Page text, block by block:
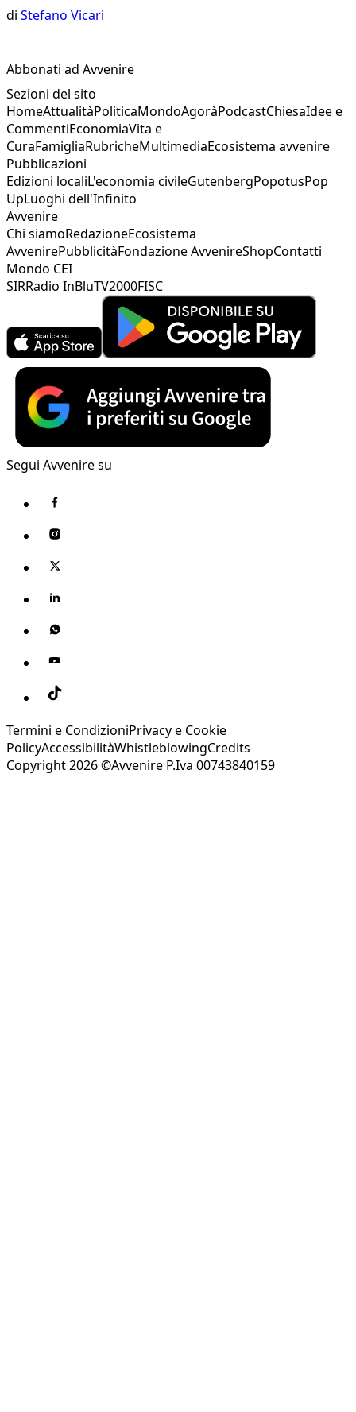
di Stefano Vicari
Abbonati ad Avvenire
Sezioni del sito
HomeAttualitàPoliticaMondoAgoràPodcastChiesaIdee e
CommentiEconomiaVita e
CuraFamigliaRubricheMultimediaEcosistema avvenire
Pubblicazioni
Edizioni localiL'economia civileGutenbergPopotusPop
UpLuoghi dell'Infinito
Avvenire
Chi siamoRedazioneEcosistema
AvvenirePubblicitàFondazione AvvenireShopContatti
Mondo CEI
SIRRadio InBluTV2000FISC
Segui Avvenire su
Termini e CondizioniPrivacy e Cookie
PolicyAccessibilitàWhistleblowingCredits
Copyright 2026 ©Avvenire P.Iva 00743840159